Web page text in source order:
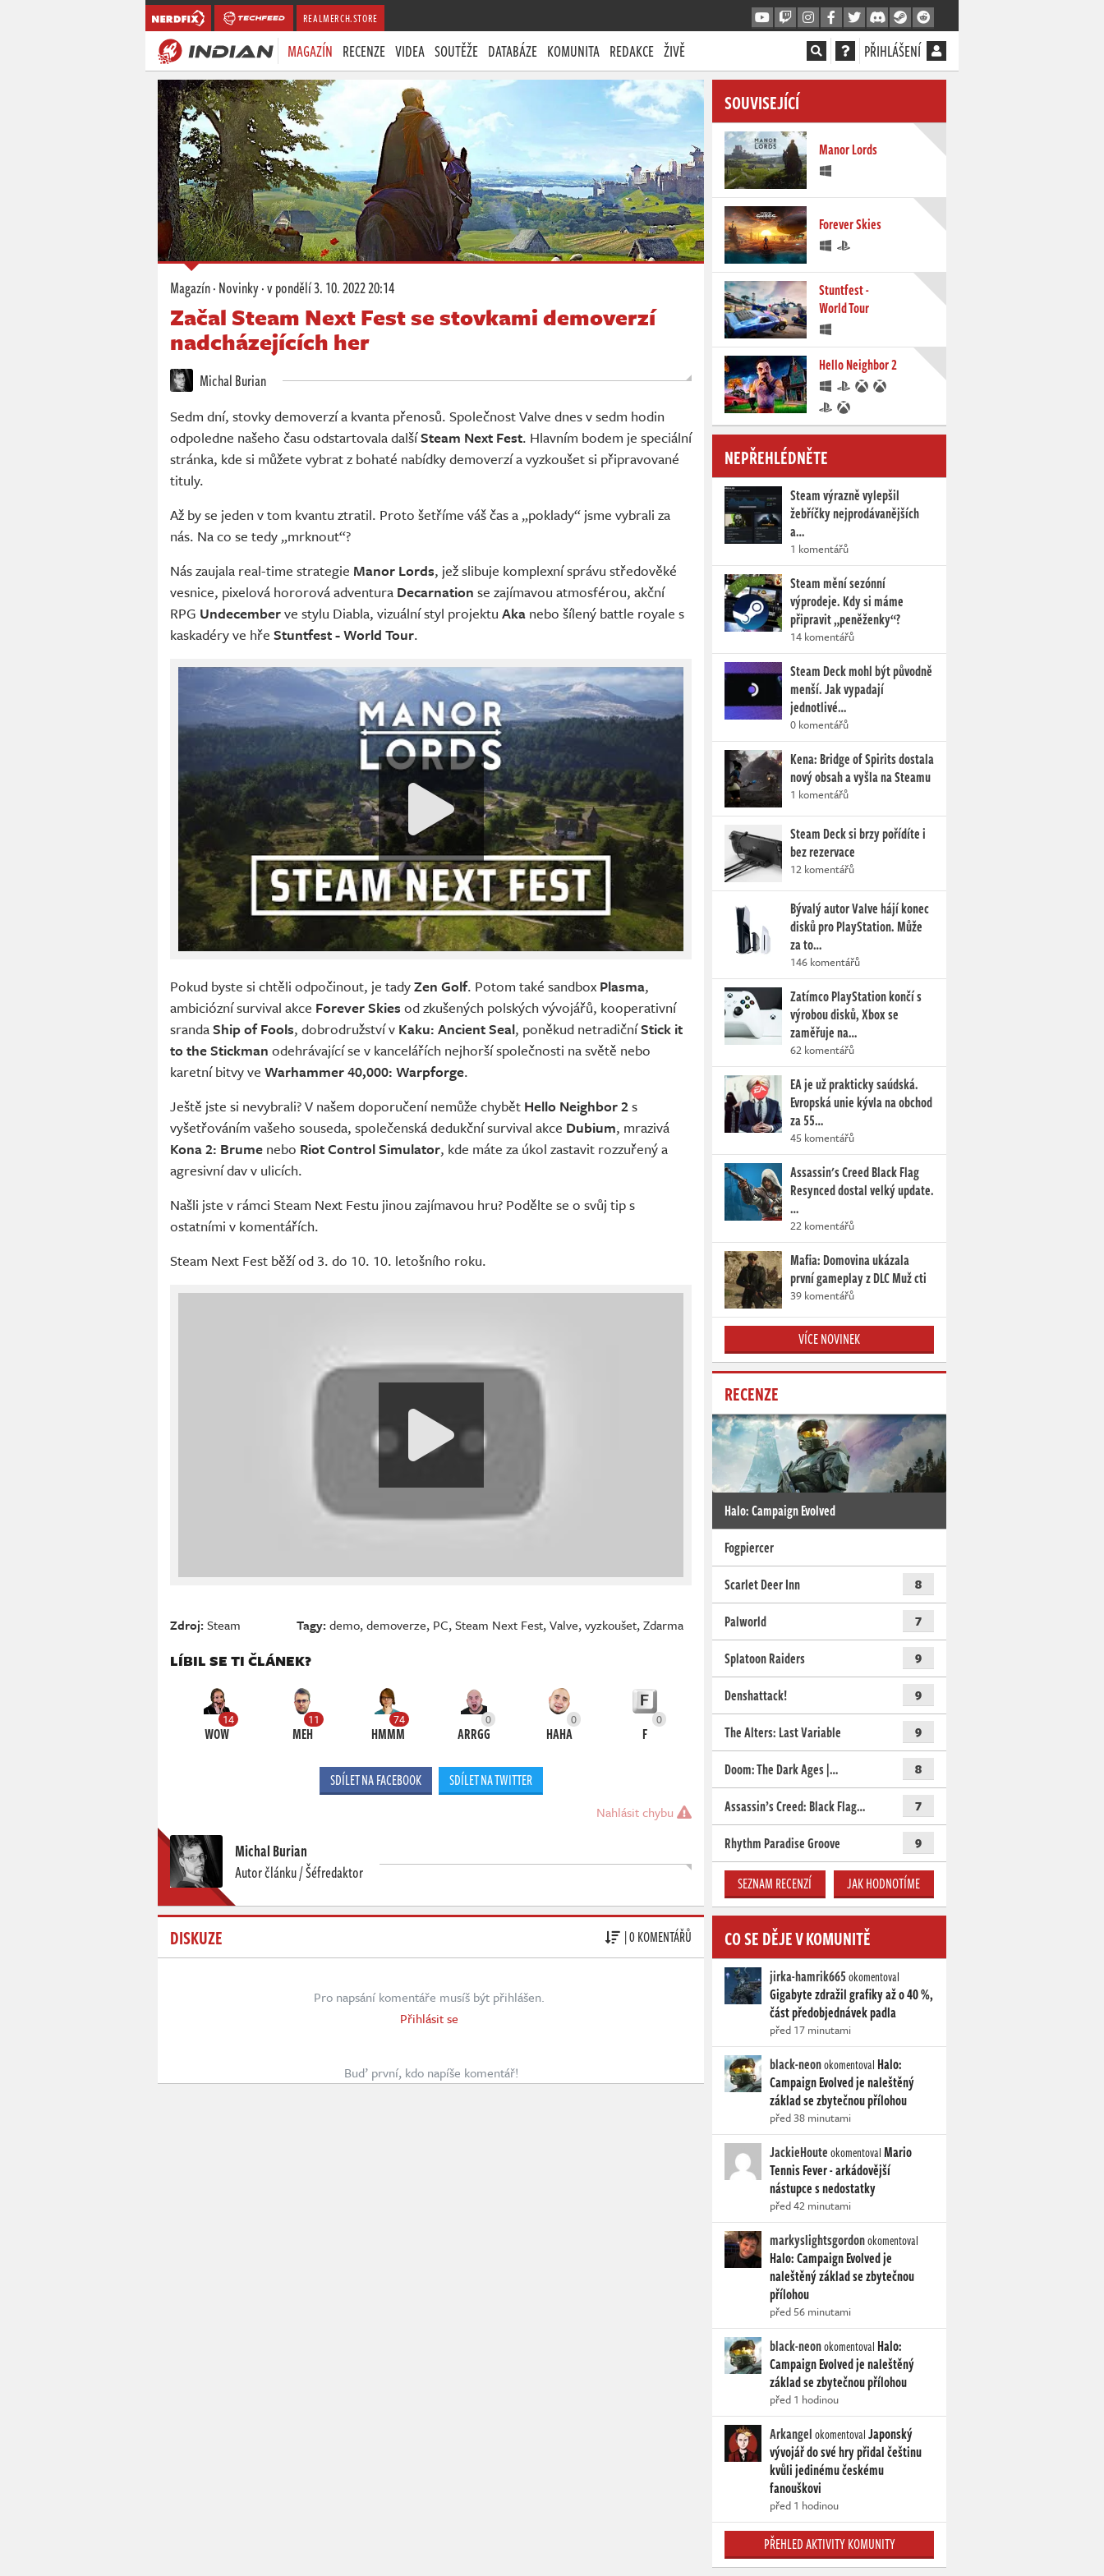
REALMERCH.STORE
MAGAZÍN RECENZE VIDEA SOUTĚŽE DATABÁZE KOMUNITA REDAKCE ŽIVĚ PŘIHLÁŠENÍ
Magazín·Novinky·v pondělí3. 10. 2022 20:14
Začal Steam Next Fest se stovkami demoverzí
nadcházejících her
Michal Burian
Sedm dní, stovky demoverzí a kvanta přenosů. Společnost Valve dnes v sedm hodin
odpoledne našeho času odstartovala dalšíSteam Next Fest. Hlavním bodem je speciální
stránka, kde si můžete vybrat z bohaté nabídky demoverzí a vyzkoušet si připravované
tituly.
Až by se jeden v tom kvantu ztratil. Proto šetříme váš čas a „poklady“ jsme vybrali za
nás. Na co se tedy „mrknout“?
Nás zaujala real-time strategie Manor Lords, jež slibuje komplexní správu středověké
vesnice, pixelová hororová adventura Decarnation se zajímavou atmosférou, akční
RPG Undecemberve stylu Diabla, vizuální styl projektu Aka nebo šílený battle royale s
kaskadéry ve hře Stuntfest - World Tour.
Pokud byste si chtěli odpočinout, je tadyZen Golf. Potom také sandboxPlasma,
ambiciózní survival akce Forever Skies od zkušených polských vývojářů, kooperativní
srandaShip of Fools, dobrodružství v Kaku: Ancient Seal, poněkud netradičníStick it
to the Stickman odehrávající se v kancelářích nejhorší společnosti na světě nebo
karetní bitvy ve Warhammer 40,000: Warpforge.
Ještě jste si nevybrali? V našem doporučení nemůže chybět Hello Neighbor 2s
vyšetřováním vašeho souseda, společenská dedukční survival akce Dubium, mrazivá
Kona 2: Brume nebo Riot Control Simulator, kde máte za úkol zastavit rozzuřený a
agresivní dav v ulicích.
Našli jste v rámci Steam Next Festu jinou zajímavou hru? Podělte se o svůj tip s
ostatními v komentářích.
Steam Next Fest běží od 3. do 10. 10. letošního roku.
Zdroj:Steam Tagy:demo,demoverze, PC,Steam Next Fest,Valve,vyzkoušet,Zdarma
LÍBIL SE TI ČLÁNEK?
14
WOW
11
MEH
74
HMMM
0
ARRGG
0
HAHA
0
F
SDÍLET NA FACEBOOK SDÍLET NA TWITTER
Nahlásit chybu
Michal Burian
Autor článku / Šéfredaktor
DISKUZE | 0 KOMENTÁŘŮ
Pro napsání komentáře musíš být přihlášen.
Přihlásit se
Buď první, kdo napíše komentář!
SOUVISEJÍCÍ
Manor Lords
Forever Skies
Stuntfest -
World Tour
Hello Neighbor 2
NEPŘEHLÉDNĚTE
Steam výrazně vylepšil
žebříčky nejprodávanějších
a…
1 komentářů
Steam mění sezónní
výprodeje. Kdy si máme
připravit „peněženky“?
14 komentářů
Steam Deck mohl být původně
menší. Jak vypadají
jednotlivé…
0 komentářů
Kena: Bridge of Spirits dostala
nový obsah a vyšla na Steamu
1 komentářů
Steam Deck si brzy pořídíte i
bez rezervace
12 komentářů
Bývalý autor Valve hájí konec
disků pro PlayStation. Může
za to…
146 komentářů
Zatímco PlayStation končí s
výrobou disků, Xbox se
zaměřuje na…
62 komentářů
EA je už prakticky saúdská.
Evropská unie kývla na obchod
za 55…
45 komentářů
Assassin's Creed Black Flag
Resynced dostal velký update.
…
22 komentářů
Mafia: Domovina ukázala
první gameplay z DLC Muž cti
39 komentářů
VÍCE NOVINEK
RECENZE
Halo: Campaign Evolved
Fogpiercer
Scarlet Deer Inn
8
Palworld 7
Splatoon Raiders 9
Denshattack! 9
The Alters: Last Variable 9
Doom: The Dark Ages |… 8
Assassin’s Creed: Black Flag… 7
Rhythm Paradise Groove 9
SEZNAM RECENZÍ JAK HODNOTÍME
CO SE DĚJE V KOMUNITĚ
jirka-hamrik665okomentoval
Gigabyte zdražil grafiky až o 40 %,
část předobjednávek padla
před 17 minutami
black-neonokomentoval Halo:
Campaign Evolved je naleštěný
základ se zbytečnou přílohou
před 38 minutami
JackieHouteokomentovalMario
Tennis Fever - arkádovější
nástupce s nedostatky
před 42 minutami
markyslightsgordonokomentoval
Halo: Campaign Evolved je
naleštěný základ se zbytečnou
přílohou
před 56 minutami
black-neonokomentoval Halo:
Campaign Evolved je naleštěný
základ se zbytečnou přílohou
před 1 hodinou
ArkangelokomentovalJaponský
vývojář do své hry přidal češtinu
kvůli jedinému českému
fanouškovi
před 1 hodinou
PŘEHLED AKTIVITY KOMUNITY